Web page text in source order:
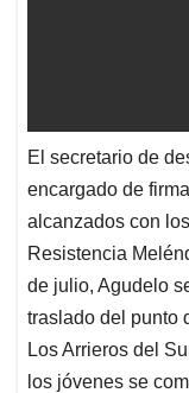
El secretario de
encargado de
alcanzados con
Resistencia
de julio, Agudelo
traslado del punto
Los Arrieros del
los jóvenes se